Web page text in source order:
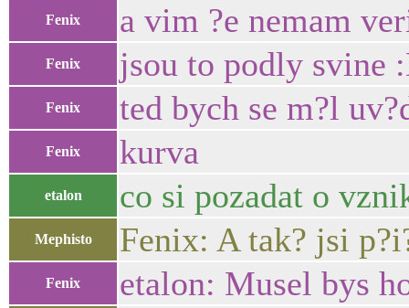
Fenix a vim ?e nemam
Fenix jsou to podly svine
Fenix ted bych se m?l
Fenix kurva
etalon co si pozadat o
Mephisto Fenix: A tak? jsi
Fenix etalon: Musel bys